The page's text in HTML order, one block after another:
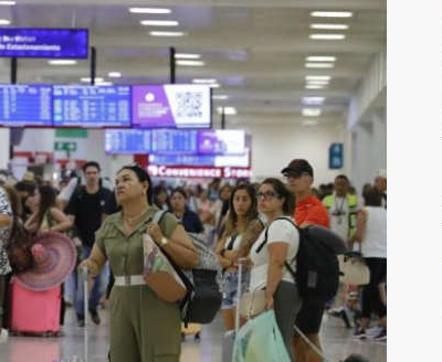
23
Gobierno de BJ clausura el
desarrollo irregular
“Mayorales”
Redacción 8 horas ago